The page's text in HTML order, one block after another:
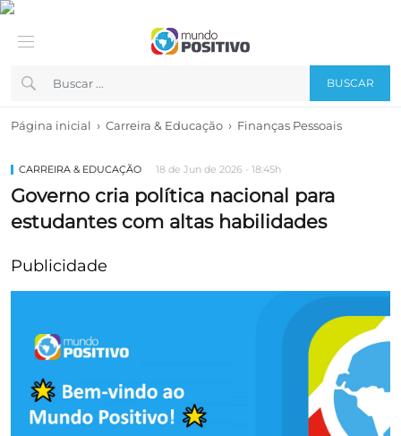
BUSCAR
Página inicial › Carreira & Educação › Finanças Pessoais
CARREIRA & EDUCAÇÃO 18 de Jun de 2026 - 18:45h
Governo cria política nacional para
estudantes com altas habilidades
Publicidade